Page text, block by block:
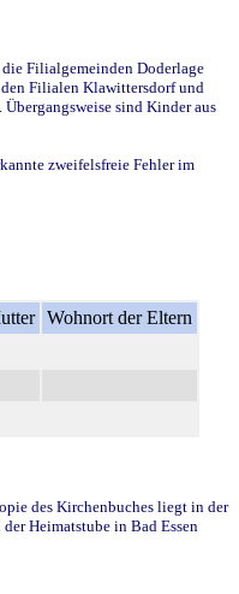
Filialgemeinden Doderlage
Filialen Klawittersdorf und
sind Kinder aus
zweifelsfreie Fehler im
Wohnort der Eltern
des Kirchenbuches liegt in der
Heimatstube in Bad Essen